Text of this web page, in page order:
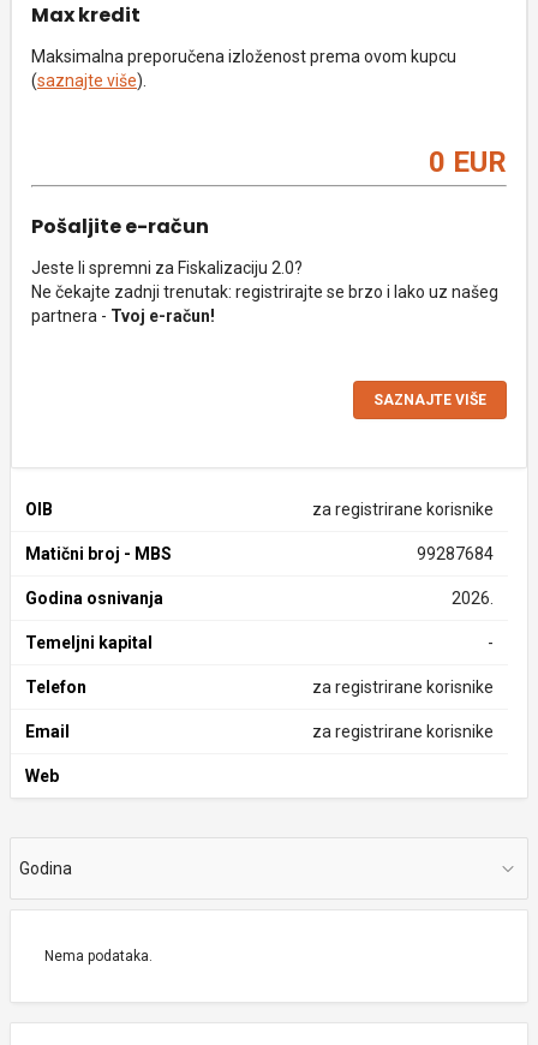
Max kredit
Maksimalna preporučena izloženost prema ovom kupcu
(saznajte više).
0 EUR
Pošaljite e-račun
Jeste li spremni za Fiskalizaciju 2.0?
Ne čekajte zadnji trenutak: registrirajte se brzo i lako uz našeg
partnera - Tvoj e-račun!
SAZNAJTE VIŠE
OIB za registrirane korisnike
Matični broj - MBS 99287684
Godina osnivanja 2026.
Temeljni kapital -
Telefon za registrirane korisnike
Email za registrirane korisnike
Web
Godina
Nema podataka.